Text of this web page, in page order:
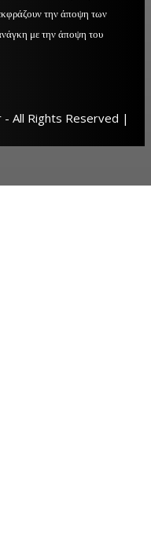
την άποψη των
με την άποψη του
All Rights Reserved |